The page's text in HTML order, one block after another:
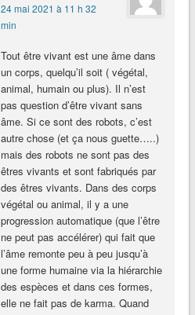
24 mai 2021 à 11 h 32
min
Tout être vivant est une âme dans
un corps, quelqu’il soit ( végétal,
animal, humain ou plus). Il n’est
pas question d’être vivant sans
âme. Si ce sont des robots, c’est
autre chose (et ça nous guette…..)
mais des robots ne sont pas des
êtres vivants et sont fabriqués par
des êtres vivants. Dans des corps
végétal ou animal, il y a une
progression automatique (que l’être
ne peut pas accélérer) qui fait que
l’âme remonte peu à peu jusqu’à
une forme humaine via la hiérarchie
des espèces et dans ces formes,
elle ne fait pas de karma. Quand